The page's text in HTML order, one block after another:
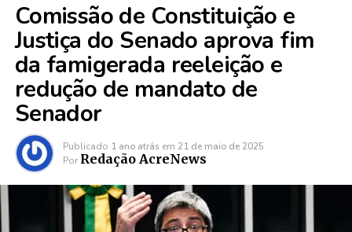
Comissão de Constituição e
Justiça do Senado aprova fim
da famigerada reeleição e
redução de mandato de
Senador
Publicado 1 ano atrás em 21 de maio de 2025
Por Redação AcreNews